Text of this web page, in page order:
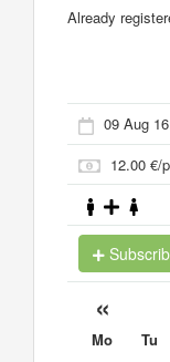
Already
09 Aug
12.00 €/
«
Mo Tu